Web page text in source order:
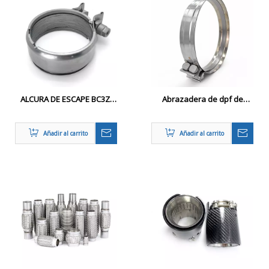
ALCURA DE ESCAPE BC3Z-
Duty (2011–2016)
Añadir al carrito
Abrazadera de dpf de
servicio pesado
Añadir al carrito